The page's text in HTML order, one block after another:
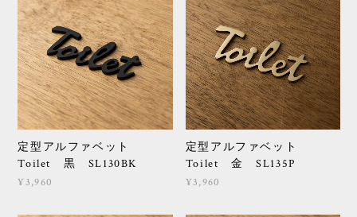
定型アルファベット
Toilet 黒 SL130BK
¥3,960
定型アルファベット
Toilet 金 SL135P
¥3,960